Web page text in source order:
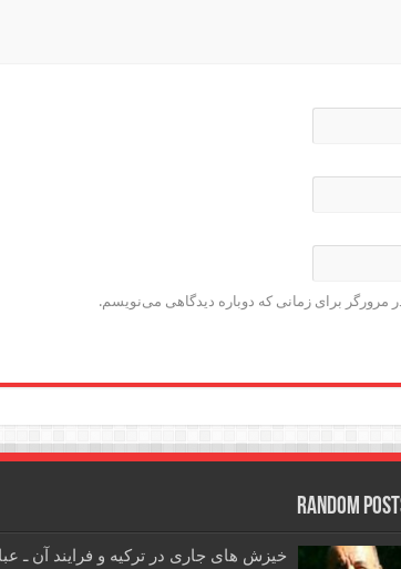
مرورگر برای زمانی که دوباره دیدگاهی می‌نویسم.
Random
خیزش های جاری در ترکیه و فرایند آن ـ